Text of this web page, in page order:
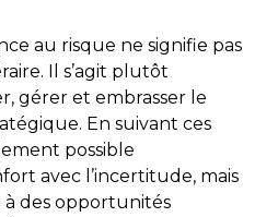
au risque ne signifie pas
Il s’agit plutôt
gérer et embrasser le
En suivant ces
possible
avec l’incertitude, mais
à des opportunités